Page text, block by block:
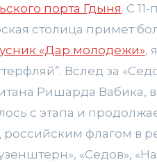
порта Гдыня. С
столица примет
«Дар молодежи»,
Вслед за
Ришарда Вабика,
с этапа и
российским флагом в
«Седов»,